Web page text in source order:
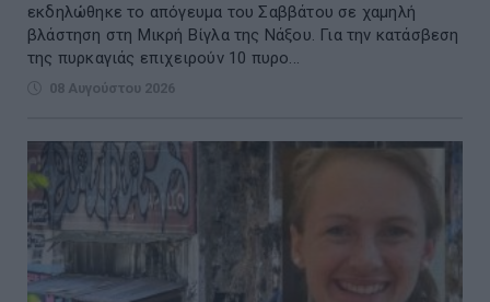
εκδηλώθηκε το απόγευμα του Σαββάτου σε χαμηλή
βλάστηση στη Μικρή Βίγλα της Νάξου. Για την κατάσβεση
της πυρκαγιάς επιχειρούν 10 πυρο...
08 Αυγούστου 2026